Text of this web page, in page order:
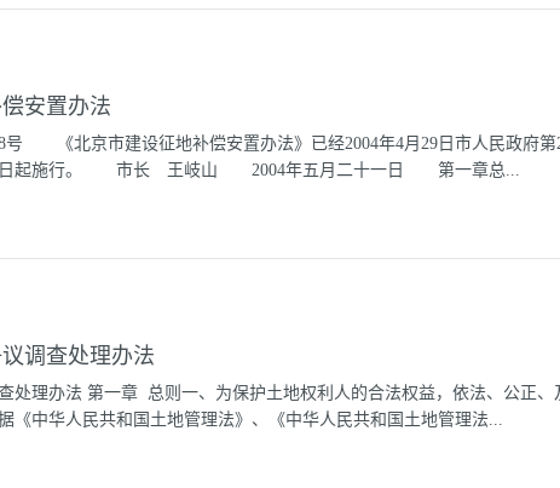
征地补偿安置工作实施监督管理。乡镇人民政府应当协助做好征地补偿安
开的原则，征地补偿费由征地双方依法协商确定。第五条 经批准征用农
支付征地补偿费。征地补偿费应当按时、足额支付到位。本市征地补偿费
补偿安置中相应工作。第二章 征地补偿第八条 征地单位支付的征地补偿
安置办法
号 《北京市建设征地补偿安置办法》已经2004年4月29日市人民政府第
1日起施行。 市长 王岐山 2004年五月二十一日 第一章总...
民政部门按照分工负责本行政区域内征地补偿安置具体管理工作。 公
补偿安置工作实施管理。 区、县人民政府应当对本行政区域内的征地
协助做好征地补偿安置工作。 第四条本市征地补偿安置工作坚持公开
额支付到位。 本市征地补偿费实行最低保护标准制度。 第六条任何
调查处理办法
处理办法 第一章 总则一、为保护土地权利人的合法权益，依法、公正、
《中华人民共和国土地管理法》、《中华人民共和国土地管理法...